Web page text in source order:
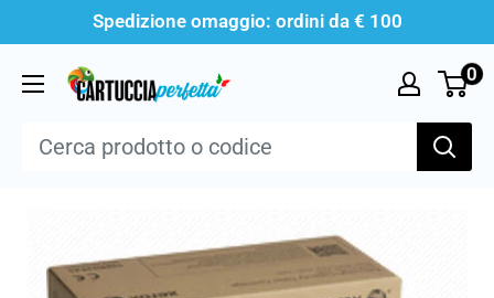
contenuto
Spedizione omaggio: ordini da € 100
Cartucciaperfetta 0